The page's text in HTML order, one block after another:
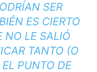
SER
ES CIERTO
NO LE SALIÓ
TANTO (O
PUNTO DE